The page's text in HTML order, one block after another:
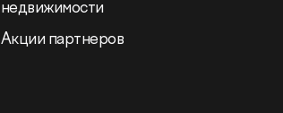
недвижимости
Акции партнеров